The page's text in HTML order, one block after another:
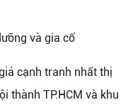
và gia cố
cạnh tranh nhất thị
thành TP.HCM và khu